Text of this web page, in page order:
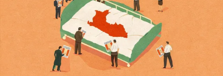
Biblioterapia
Cartas y réplicas